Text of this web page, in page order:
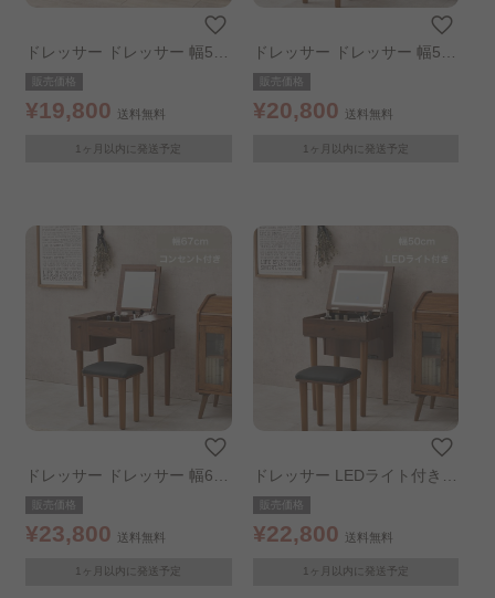
ドレッサー ドレッサー 幅50c
m ダークブラウン
販売価格
¥19,800 送料無料
1ヶ月以内に発送予定
ドレッサー ドレッサー 幅51c
m ダークブラウン
販売価格
¥20,800 送料無料
1ヶ月以内に発送予定
ドレッサー ドレッサー 幅67c
m ダークブラウン
販売価格
¥23,800 送料無料
1ヶ月以内に発送予定
ドレッサー LEDライト付きド
レッサー 幅50cm ダークブラ
ウン
販売価格
¥22,800 送料無料
1ヶ月以内に発送予定